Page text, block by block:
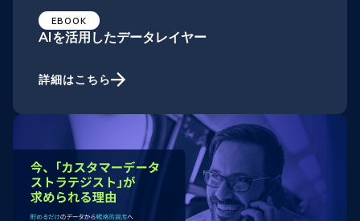
EBOOK
AIを活用したデータレイヤー
詳細はこちら